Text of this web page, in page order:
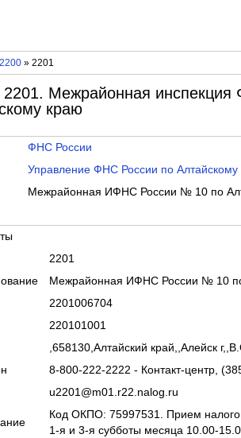
2200» 2201
Межрайонная инспекция
краю
ФНС России
Управление ФНС России по Алтайскому
Межрайонная ИФНС России № 10 по
2201
Межрайонная ИФНС России № 10
2201006704
220101001
,658130,Алтайский край,,Алейск
8-800-222-2222 - Контакт-центр,
u2201@m01.r22.nalog.ru
Код ОКПО: 75997531. Прием
1-я и 3-я субботы месяца 10.00-